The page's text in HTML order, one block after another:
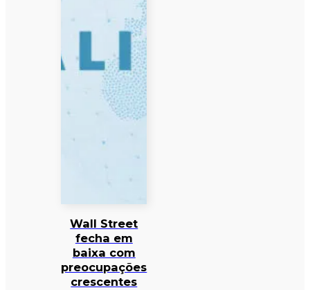
Wall Street
fecha em
baixa com
preocupações
crescentes